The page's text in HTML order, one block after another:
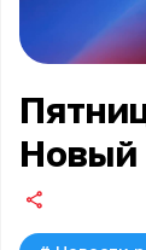
Новый